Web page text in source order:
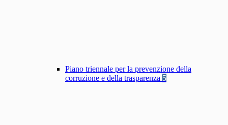
Piano triennale per la prevenzione della
corruzione e della trasparenza 5